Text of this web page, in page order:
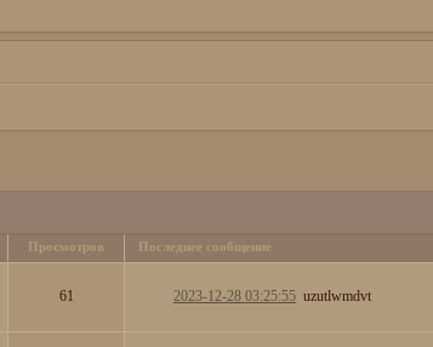
Просмотров Последнее сообщение
61 2023-12-28 03:25:55 uzutlwmdvt